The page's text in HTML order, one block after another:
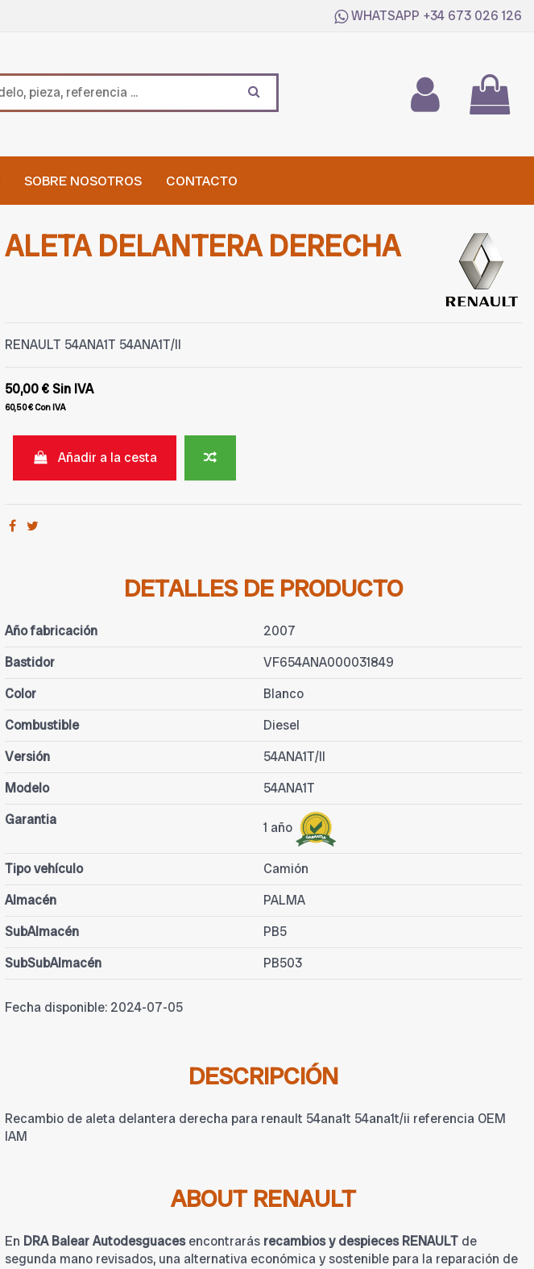
WHATSAPP +34 673 026 126
SOBRE NOSOTROS CONTACTO
ALETA DELANTERA DERECHA
RENAULT 54ANA1T 54ANA1T/II
50,00 €Sin IVA
60,50 €Con IVA
Añadir a la cesta
DETALLES DE PRODUCTO
Año fabricación
2007
Bastidor
VF654ANA000031849
Color
Blanco
Combustible
Diesel
Versión
54ANA1T/II
Modelo
54ANA1T
Garantia
1 año
Tipo vehículo
Camión
Almacén
PALMA
SubAlmacén
PB5
SubSubAlmacén
PB503
Fecha disponible: 2024-07-05
DESCRIPCIÓN
Recambio de aleta delantera derecha para renault 54ana1t 54ana1t/ii referencia OEM
IAM
ABOUT RENAULT
En DRA Balear Autodesguacesencontrarás recambios y despieces RENAULT de
segunda mano revisados, una alternativa económica y sostenible para la reparación de